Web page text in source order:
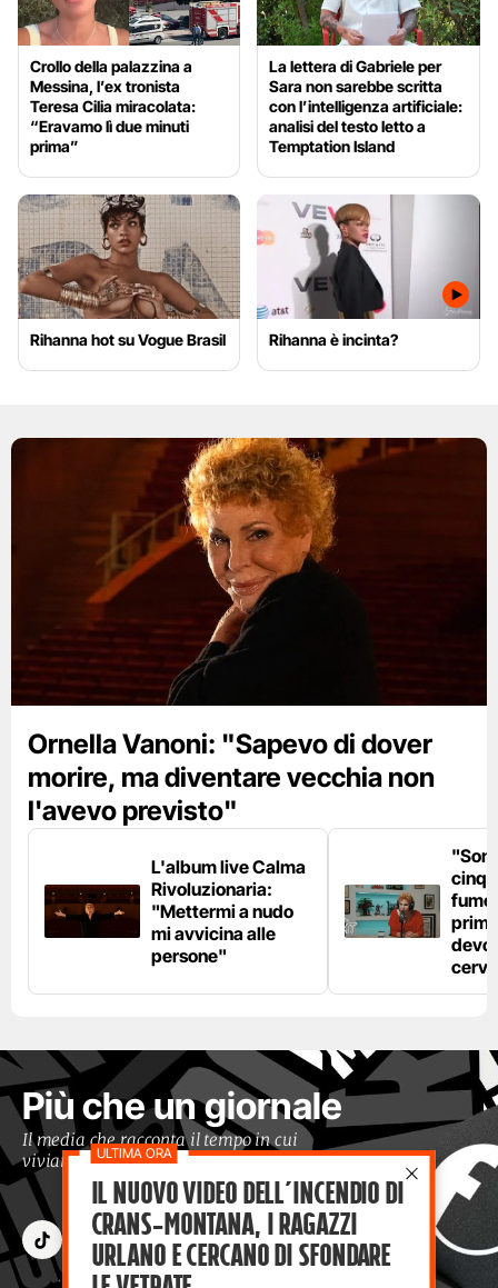
Crollo della palazzina a
Messina, l’ex tronista
Teresa Cilia miracolata:
“Eravamo lì due minuti
prima”
La lettera di Gabriele per
Sara non sarebbe scritta
con l’intelligenza artificiale:
analisi del testo letto a
Temptation Island
Rihanna hot su Vogue Brasil Rihanna è incinta?
Ornella Vanoni: "Sapevo di dover
morire, ma diventare vecchia non
l'avevo previsto"
L'album live Calma
Rivoluzionaria:
"Mettermi a nudo
mi avvicina alle
persone"
fumo
devo
Più che un giornale
Il media che racconta il tempo in cui
viviamo con occhi moderni
Il nuovo video dell’incendio di
Crans-Montana, i ragazzi
Urlano e cercano di sfondare